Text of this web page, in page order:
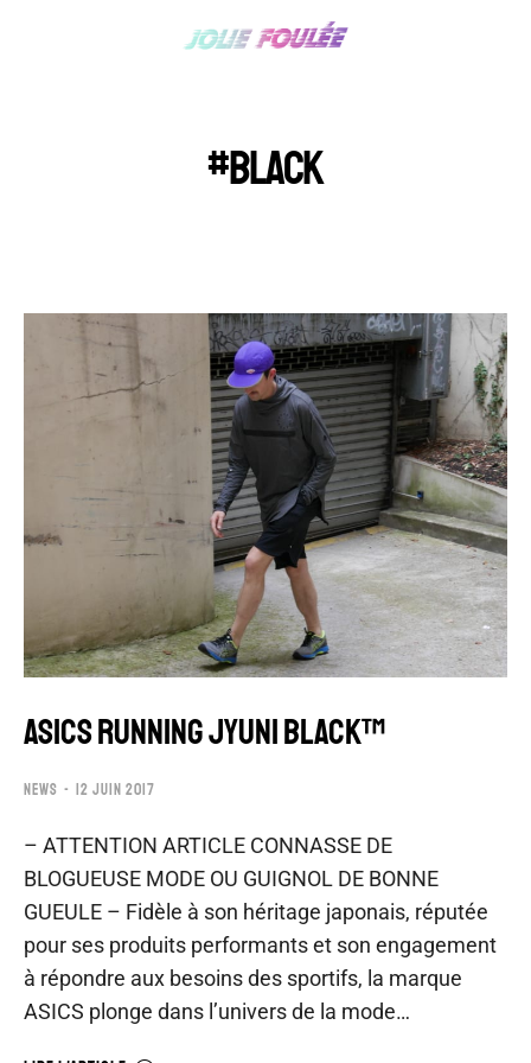
#BLACK
ASICS RUNNING JYUNI BLACK™
NEWS 12 JUIN 2017
– ATTENTION ARTICLE CONNASSE DE
BLOGUEUSE MODE OU GUIGNOL DE BONNE
GUEULE – Fidèle à son héritage japonais, réputée
pour ses produits performants et son engagement
à répondre aux besoins des sportifs, la marque
ASICS plonge dans l’univers de la mode…